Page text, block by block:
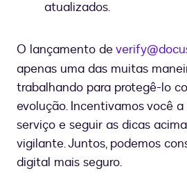
atualizados.
O lançamento de
apenas uma das muitas
trabalhando para protegê-lo
evolução. Incentivamos você
serviço e seguir as dicas
vigilante. Juntos, podemos
digital mais seguro.